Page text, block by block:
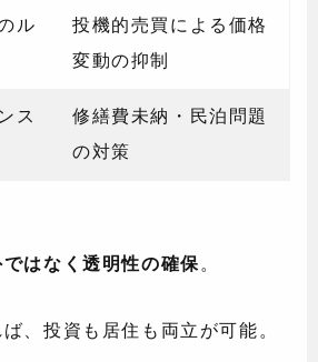
ル
投機的売買による価格
変動の抑制
ス
修繕費未納・民泊問題
の対策
はなく透明性の確保。
、投資も居住も両立が可能。